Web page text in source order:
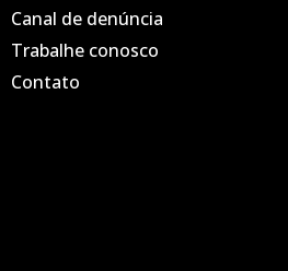
Canal de denúncia
Trabalhe conosco
Contato